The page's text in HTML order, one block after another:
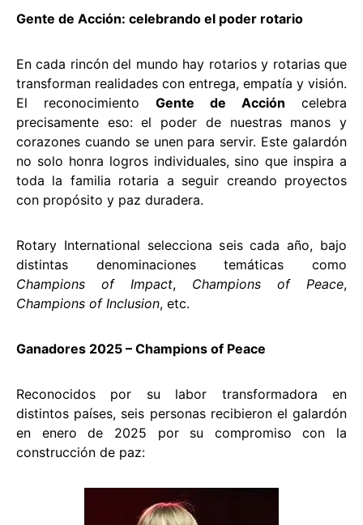
Gente de Acción: celebrando el poder rotario
En cada rincón del mundo hay rotarios y rotarias que
transforman realidades con entrega, empatía y visión.
El reconocimiento Gente de Acción celebra
precisamente eso: el poder de nuestras manos y
corazones cuando se unen para servir. Este galardón
no solo honra logros individuales, sino que inspira a
toda la familia rotaria a seguir creando proyectos
con propósito y paz duradera.
Rotary International selecciona seis cada año, bajo
distintas denominaciones temáticas como
Champions of Impact, Champions of Peace,
Champions of Inclusion, etc.
Ganadores 2025 – Champions of Peace
Reconocidos por su labor transformadora en
distintos países, seis personas recibieron el galardón
en enero de 2025 por su compromiso con la
construcción de paz: